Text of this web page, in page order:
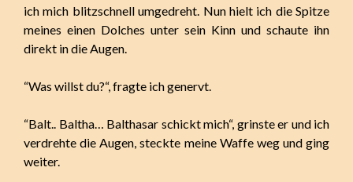
ich mich blitzschnell umgedreht. Nun hielt ich die Spitze
meines einen Dolches unter sein Kinn und schaute ihn
direkt in die Augen.
“Was willst du?“, fragte ich genervt.
“Balt.. Baltha… Balthasar schickt mich“, grinste er und ich
verdrehte die Augen, steckte meine Waffe weg und ging
weiter.